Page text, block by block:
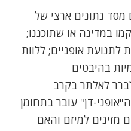
נתונים ארצי של
במדינה או שתוכננו;
לתנועת אופניים; ללוות
בהיבטים
לאלתר בקרב
דן" עובר בתחומן
מזינים למיזם והאם